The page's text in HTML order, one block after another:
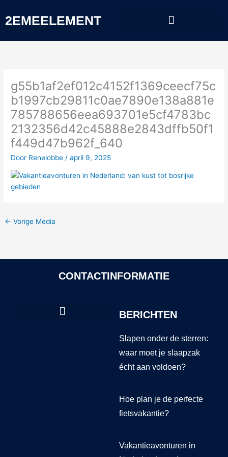
naar
de2EMEELEMENT
g55b1af2ef012c4152f1369ceecf75c
b1997cb29811c0ae7890e138a881e
785788656eea693701e5cf4783bc
2132356d42c45888e2843dffb50f1
f449d47b962f_640
Door Renelobbe /april 9, 2025
← Vorige Media
CONTACTINFORMATIE
BERICHTEN
Slapen onder de sterren:
waar moet je slaapzak
écht aan voldoen?
Hoe plan je de perfecte
fietsvakantie?
Vakantieavonturen in